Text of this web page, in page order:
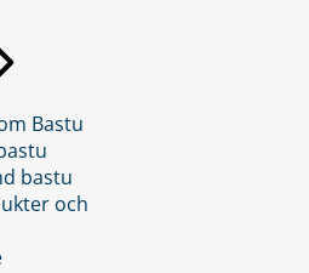
Bastu
bastu
och